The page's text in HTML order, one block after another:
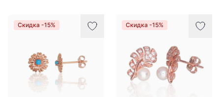
Скидка -15% Скидка -15%